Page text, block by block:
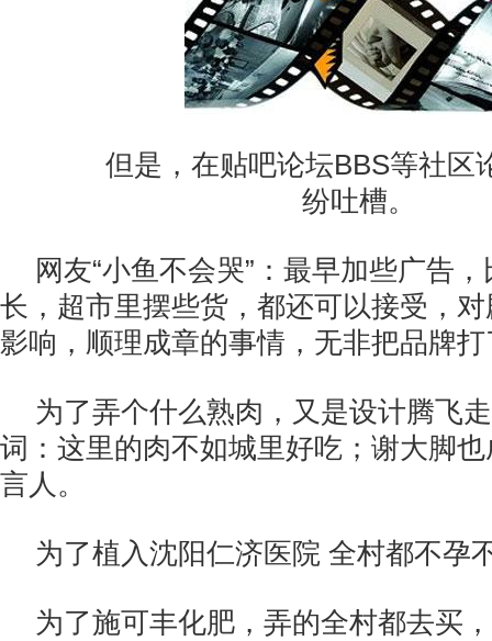
但是，在贴吧论坛BBS等社区
纷吐槽。
网友“小鱼不会哭”：最早加些广告
长，超市里摆些货，都还可以接受，
影响，顺理成章的事情，无非把品牌
为了弄个什么熟肉，又是设计腾飞
词：这里的肉不如城里好吃；谢大脚
言人。
为了植入沈阳仁济医院 全村都不孕
为了施可丰化肥，弄的全村都去买